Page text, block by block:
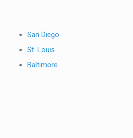
San Diego
St. Louis
Baltimore